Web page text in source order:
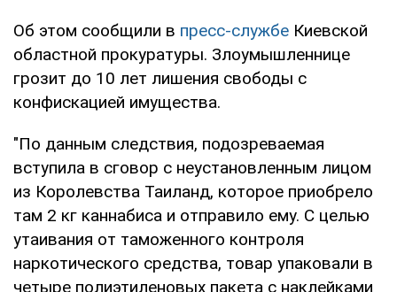
Об этом сообщили в пресс-службе Киевской
областной прокуратуры. Злоумышленнице
грозит до 10 лет лишения свободы с
конфискацией имущества.
"По данным следствия, подозреваемая
вступила в сговор с неустановленным лицом
из Королевства Таиланд, которое приобрело
там 2 кг каннабиса и отправило ему. С целью
утаивания от таможенного контроля
наркотического средства, товар упаковали в
четыре полиэтиленовых пакета с наклейками